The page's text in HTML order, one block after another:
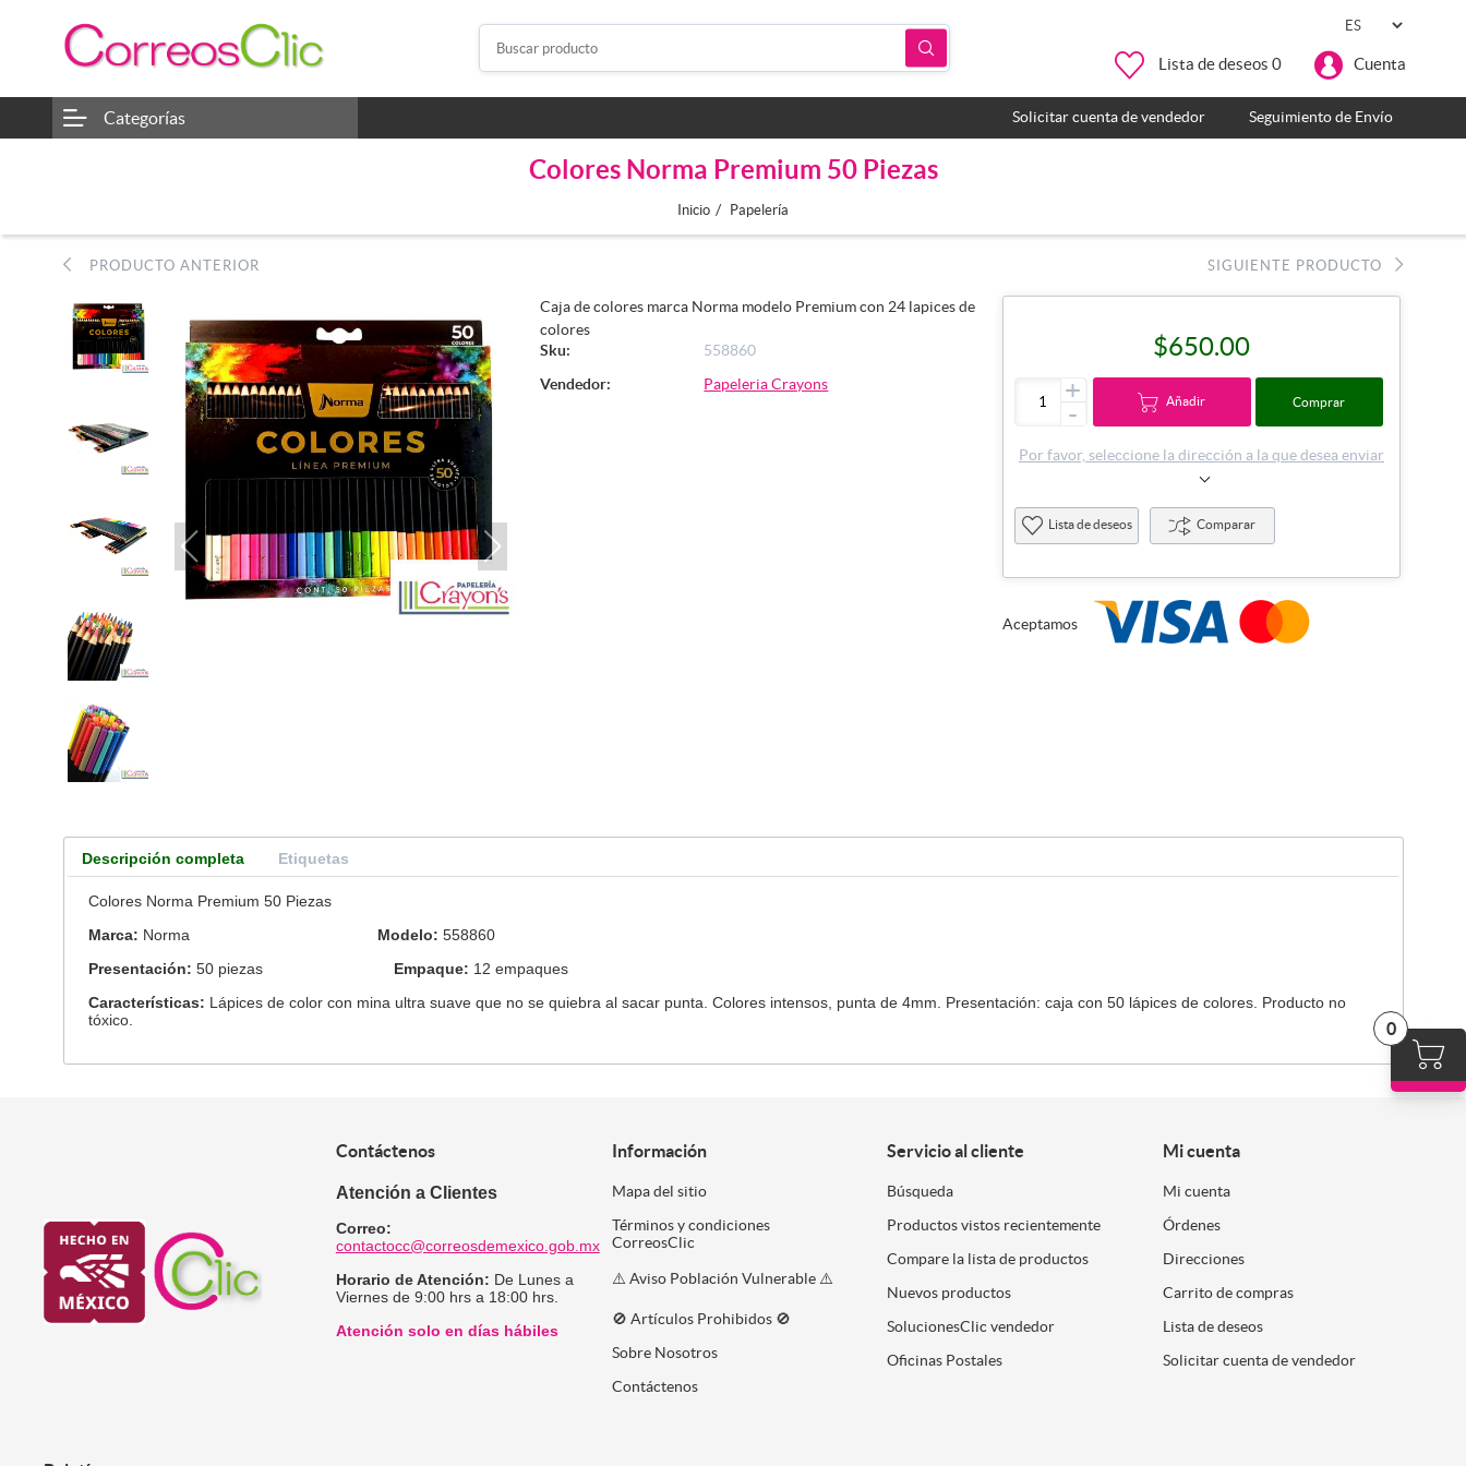
Lista de deseos 0 Cuenta
0
Categorías Solicitar cuenta de vendedor Seguimiento de Envío
Colores Norma Premium 50 Piezas
Inicio / Papelería
PRODUCTO ANTERIOR SIGUIENTE PRODUCTO
Caja de colores marca Norma modelo Premium con 24 lapices de
colores
Sku:
558860
Vendedor:
Papeleria Crayons
$650.00
+
- Añadir Comprar
Por favor, seleccione la dirección a la que desea enviar
Lista de deseos Comparar
Aceptamos
Descripción completa Etiquetas
Colores Norma Premium 50 Piezas
Marca: Norma Modelo: 558860
Presentación: 50 piezas Empaque: 12 empaques
Características: Lápices de color con mina ultra suave que no se quiebra al sacar punta. Colores intensos, punta de 4mm. Presentación: caja con 50 lápices de colores. Producto no
tóxico.
Contáctenos
Atención a Clientes
Correo:
contactocc@correosdemexico.gob.mx
Horario de Atención: De Lunes a
Viernes de 9:00 hrs a 18:00 hrs.
Atención solo en días hábiles
Información
Mapa del sitio
Términos y condiciones
CorreosClic
⚠️ Aviso Población Vulnerable ⚠️
🚫 Artículos Prohibidos 🚫
Sobre Nosotros
Contáctenos
Servicio al cliente
Búsqueda
Productos vistos recientemente
Compare la lista de productos
Nuevos productos
SolucionesClic vendedor
Oficinas Postales
Mi cuenta
Mi cuenta
Órdenes
Direcciones
Carrito de compras
Lista de deseos
Solicitar cuenta de vendedor